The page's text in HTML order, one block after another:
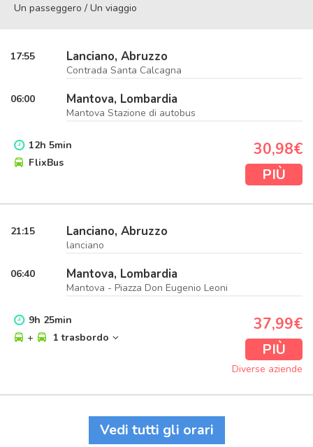
Un passeggero / Un viaggio
17:55 Lanciano, Abruzzo
Contrada Santa Calcagna
06:00 Mantova, Lombardia
Mantova Stazione di autobus
12h 5min
FlixBus
30,98€
PIÙ
21:15 Lanciano, Abruzzo
lanciano
06:40 Mantova, Lombardia
Mantova - Piazza Don Eugenio Leoni
9h 25min
+
1 trasbordo
37,99€
PIÙ
Diverse aziende
Vedi tutti gli orari